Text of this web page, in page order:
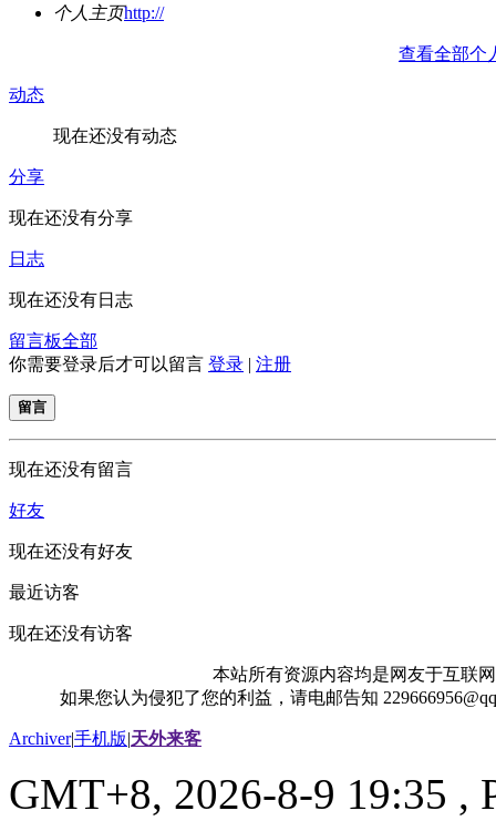
个人主页http://
查看全部个
动态
现在还没有动态
分享
现在还没有分享
日志
现在还没有日志
留言板全部
你需要登录后才可以留言 登录 | 注册
留言
现在还没有留言
好友
现在还没有好友
最近访客
现在还没有访客
本站所有资源内容均是网友于互联
如果您认为侵犯了您的利益，请电邮告知
Archiver|手机版|天外来客
GMT+8, 2026-8-9 19:35 ,